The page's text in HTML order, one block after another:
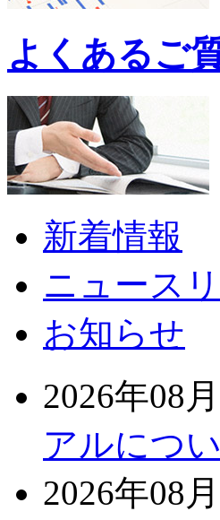
よくあるご
新着情報
ニュース
お知らせ
2026年08
アルにつ
2026年08